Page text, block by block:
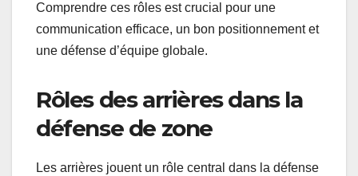
Comprendre ces rôles est crucial pour une
communication efficace, un bon positionnement et
une défense d’équipe globale.
Rôles des arrières dans la
défense de zone
Les arrières jouent un rôle central dans la défense